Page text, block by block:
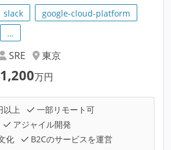
slack
google-cloud-platform
…
SRE
東京
1,200万円
以上
一部リモート可
アジャイル開発
化
B2Cのサービスを運営